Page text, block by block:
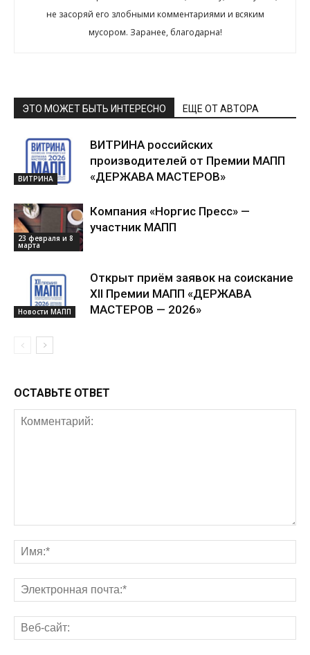
не засоряй его злобными комментариями и всяким
мусором. Заранее, благодарна!
ЭТО МОЖЕТ БЫТЬ ИНТЕРЕСНО ЕЩЕ ОТ АВТОРА
ВИТРИНА
ВИТРИНА российских
производителей от Премии МАПП
«ДЕРЖАВА МАСТЕРОВ»
23 февраля и 8
марта
Компания «Норгис Пресс» —
участник МАПП
Новости МАПП
Открыт приём заявок на соискание
XII Премии МАПП «ДЕРЖАВА
МАСТЕРОВ — 2026»
ОСТАВЬТЕ ОТВЕТ